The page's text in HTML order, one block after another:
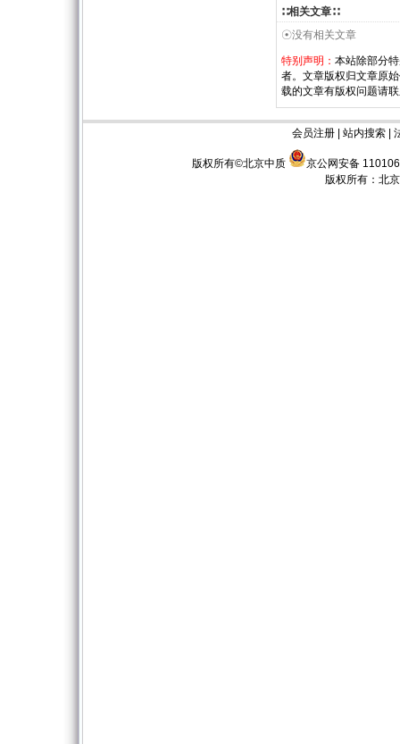
∷相关文章∷
☉没有相关文章
特别声明： 本站除部分
者。文章版权归文章原
载的文章有版权问题请
会员注册| 站内搜索|
版权所有©北京中质
京公网安备
版权所有： 北